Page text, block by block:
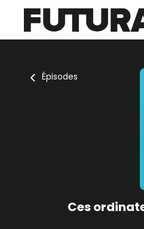
Épisodes
Ces